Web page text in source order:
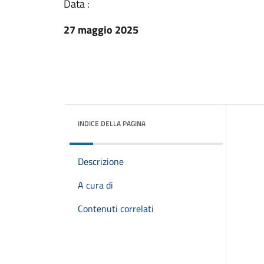
Data :
27 maggio 2025
INDICE DELLA PAGINA
Descrizione
A cura di
Contenuti correlati